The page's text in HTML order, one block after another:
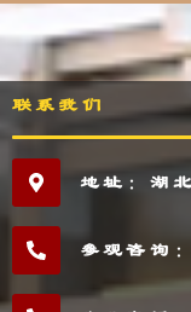
联系我们
地址：湖
参观咨询